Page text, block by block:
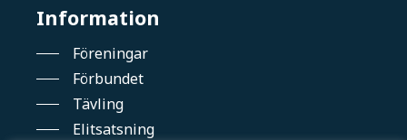
Information
Föreningar
Förbundet
Tävling
Elitsatsning